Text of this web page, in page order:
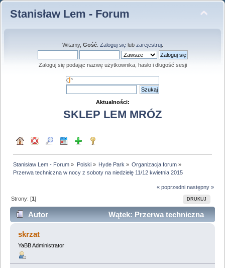
Stanisław Lem - Forum
Witamy, Gość. Zaloguj sięlub zarejestruj.
Zaloguj się podając nazwę użytkownika, hasło i długość sesji
Aktualności:
SKLEP LEM MRÓZ
Stanisław Lem - Forum » Polski» Hyde Park » Organizacja forum »
Przerwa techniczna w nocy z soboty na niedzielę 11/12 kwietnia 2015
« poprzedni następny »
DRUKUJ
Strony: [1]
Autor
Wątek: Przerwa techniczna
w nocy z soboty na niedzielę 11/12 kwietnia 2015
(Przeczytany 39046 razy)
skrzat
YaBB Administrator